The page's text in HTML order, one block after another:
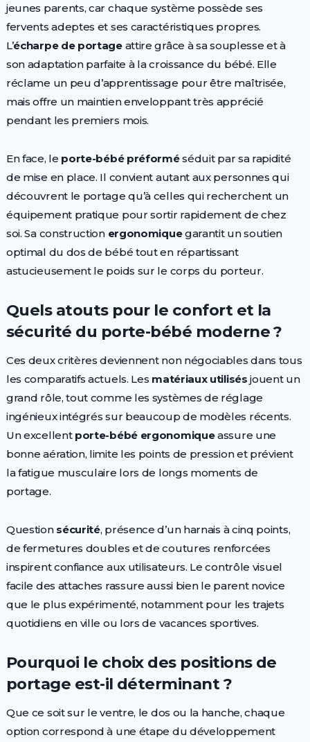
jeunes parents, car chaque système possède ses
fervents adeptes et ses caractéristiques propres.
L’écharpe de portageattire grâce à sa souplesse et à
son adaptation parfaite à la croissance du bébé. Elle
réclame un peu d’apprentissage pour être maîtrisée,
mais offre un maintien enveloppant très apprécié
pendant les premiers mois.
En face, le porte-bébé préforméséduit par sa rapidité
de mise en place. Il convient autant aux personnes qui
découvrent le portage qu’à celles qui recherchent un
équipement pratique pour sortir rapidement de chez
soi. Sa construction ergonomiquegarantit un soutien
optimal du dos de bébé tout en répartissant
astucieusement le poids sur le corps du porteur.
Quels atouts pour le confort et la
sécurité du porte-bébé moderne ?
Ces deux critères deviennent non négociables dans tous
les comparatifs actuels. Les matériaux utilisés jouent un
grand rôle, tout comme les systèmes de réglage
ingénieux intégrés sur beaucoup de modèles récents.
Un excellent porte-bébé ergonomiqueassure une
bonne aération, limite les points de pression et prévient
la fatigue musculaire lors de longs moments de
portage.
Question sécurité, présence d’un harnais à cinq points,
de fermetures doubles et de coutures renforcées
inspirent confiance aux utilisateurs. Le contrôle visuel
facile des attaches rassure aussi bien le parent novice
que le plus expérimenté, notamment pour les trajets
quotidiens en ville ou lors de vacances sportives.
Pourquoi le choix des positions de
portage est-il déterminant ?
Que ce soit sur le ventre, le dos ou la hanche, chaque
option correspond à une étape du développement